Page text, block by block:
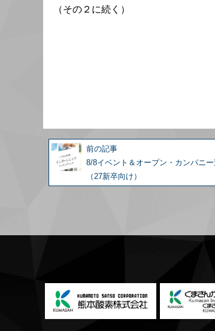
（その２に続く）
前の記事
8/8イベント＆オープン・カンパニ
（27新卒向け）